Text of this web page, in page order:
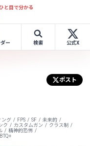
と目で分かる
ー 検索 公式X
ポスト
ング FPS SF
未来的
ク カスタムガン
クラス制
精神的恐怖